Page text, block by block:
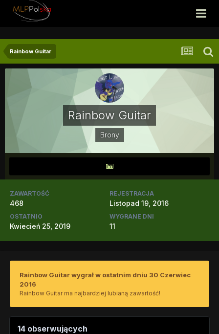
Rainbow Guitar
Rainbow Guitar
Brony
ZAWARTOŚĆ
468
REJESTRACJA
Listopad 19, 2016
OSTATNIO
Kwiecień 25, 2019
WYGRANE DNI
11
Rainbow Guitar wygrał w ostatnim dniu 30 Czerwiec
2016
Rainbow Guitar ma najbardziej lubianą zawartość!
14 obserwujących